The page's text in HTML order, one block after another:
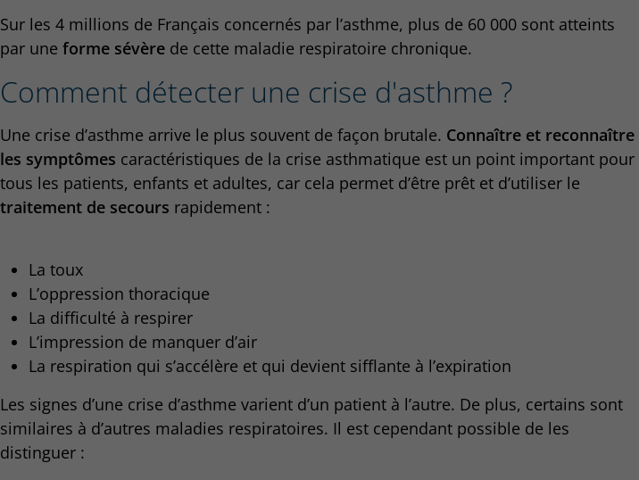
Sur les 4 millions de Français concernés par l’asthme, plus de 60 000 sont atteints
par une forme sévère de cette maladie respiratoire chronique.
Comment détecter une crise d'asthme ?
Une crise d’asthme arrive le plus souvent de façon brutale. Connaître et reconnaître
les symptômes caractéristiques de la crise asthmatique est un point important pour
tous les patients, enfants et adultes, car cela permet d’être prêt et d’utiliser le
traitement de secours rapidement :
La toux
L’oppression thoracique
La difficulté à respirer
L’impression de manquer d’air
La respiration qui s’accélère et qui devient sifflante à l’expiration
Les signes d’une crise d’asthme varient d’un patient à l’autre. De plus, certains sont
similaires à d’autres maladies respiratoires. Il est cependant possible de les
distinguer :